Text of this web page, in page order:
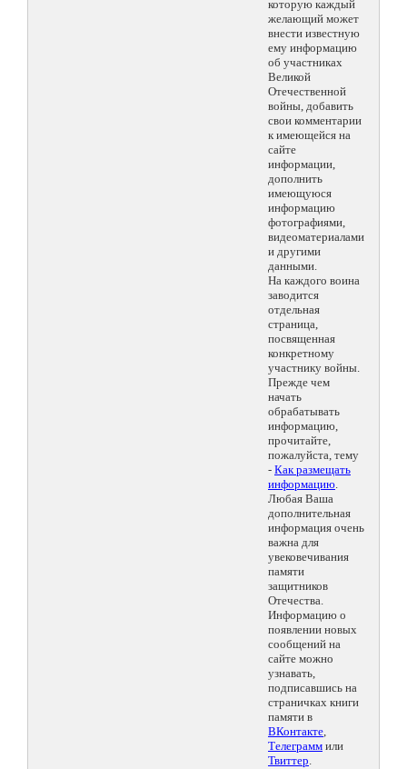
которую каждый
желающий может
внести известную
ему информацию
об участниках
Великой
Отечественной
войны, добавить
свои комментарии
к имеющейся на
сайте
информации,
дополнить
имеющуюся
информацию
фотографиями,
видеоматериалами
и другими
данными.
На каждого воина
заводится
отдельная
страница,
посвященная
конкретному
участнику войны.
Прежде чем
начать
обрабатывать
информацию,
прочитайте,
пожалуйста, тему
- Как размещать
информацию.
Любая Ваша
дополнительная
информация очень
важна для
увековечивания
памяти
защитников
Отечества.
Информацию о
появлении новых
сообщений на
сайте можно
узнавать,
подписавшись на
страничках книги
памяти в
ВКонтакте,
Телеграмм или
Твиттер.